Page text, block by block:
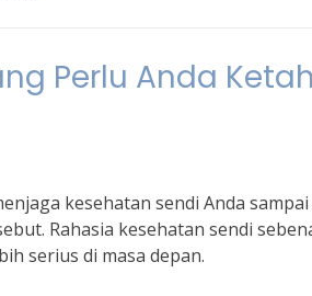
Perlu Anda
kesehatan sendi Anda sampai
Rahasia kesehatan sendi
serius di masa depan.